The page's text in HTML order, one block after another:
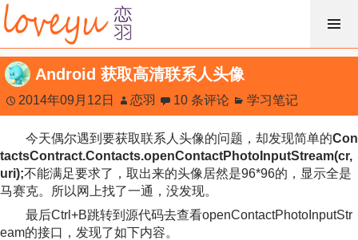
跳
过
内
容
Android 获取高清联系人头像
2014年09月12日 恋羽 10 条评论 学习笔记
今天偶尔遇到要获取联系人头像的问题，却发现简单的Con
tactsContract.Contacts.openContactPhotoInputStream(cr,
uri);不能满足要求了，取出来的头像居然是96*96的，显示全是
马赛克。所以网上找了一通，没发现。
最后Ctrl+B跳转到源代码去查看openContactPhotoInputStr
eam的接口，发现了如下内容。